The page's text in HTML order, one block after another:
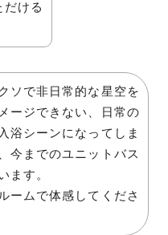
ける
ソで非日常的な星空を
ージできない、日常の
浴シーンになってしま
今までのユニットバス
ます。
ームで体感してくださ